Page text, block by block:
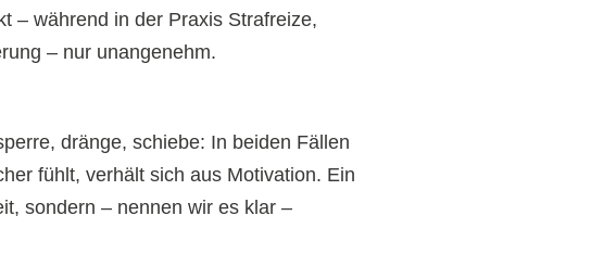
– während in der Praxis Strafreize,
– nur unangenehm.
dränge, schiebe: In beiden Fällen
fühlt, verhält sich aus Motivation. Ein
sondern – nennen wir es klar –